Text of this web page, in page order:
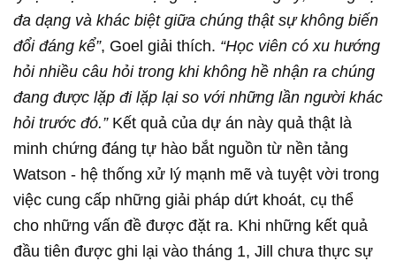
đa dạng và khác biệt giữa chúng thật sự không biến
đổi đáng kể”, Goel giải thích. “Học viên có xu hướng
hỏi nhiều câu hỏi trong khi không hề nhận ra chúng
đang được lặp đi lặp lại so với những lần người khác
hỏi trước đó.”Kết quả của dự án này quả thật là
minh chứng đáng tự hào bắt nguồn từ nền tảng
Watson - hệ thống xử lý mạnh mẽ và tuyệt vời trong
việc cung cấp những giải pháp dứt khoát, cụ thể
cho những vấn đề được đặt ra. Khi những kết quả
đầu tiên được ghi lại vào tháng 1, Jill chưa thực sự